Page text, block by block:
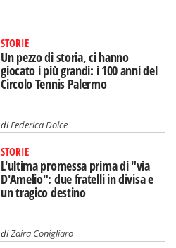
STORIE
Un pezzo di storia, ci hanno
giocato i più grandi: i 100 anni del
Circolo Tennis Palermo
diFederica Dolce
STORIE
L'ultima promessa prima di "via
D'Amelio": due fratelli in divisa e
un tragico destino
diZaira Conigliaro